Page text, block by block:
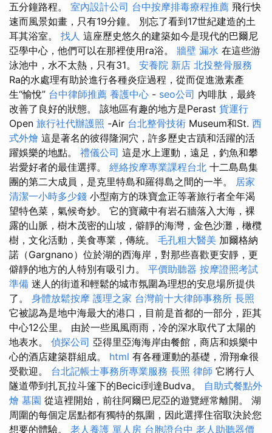
五分鐘路程。 室內設計公司 台中按摩排毒療程推薦 飛行快
速而風景如畫，只有19分鐘。 別忘了看到17世紀建造的土
耳其浴室。 找人 這座歷史悠久的建築如今是現代的巴爾尼
亞學中心，他們可以在那裡使用ra浴。 牆壁 漏水 在這些游
泳池中，水不太熱，只有31。 安養院 新店 北投整骨服務
Ra的水處理有助於進行各種炎症過程，從而促進激素產
生“愉悅” 台中律師推薦 養護中心 - seo公司 內啡肽，最終
改善了良好的狀態。 該地區有趣的地方是Perast 貨運行
Open 旅行社代辦護照 -Air 台北整骨技術 Museum和St. 西
式外燴 這是著名的彼得隆洞穴，許多歷史古蹟和活躍的活
躍娛樂的地點。 禮儀公司 這是水上運動，遠足，釣魚和攀
岩愛好者的最佳選擇。 經絡按摩專業課程台北 十二島島集
團的第二大成員，是克里特島和羅得島之間的一半。 居家
清潔一小時多少錢 小型南方的珠寶盒正等著旅行者全年渴
望特色菜，氣候奇妙。 它的寶藏中有岩石牆落入大海，裸
露的山脈，樹木茂密的山坡，僻靜的海灣，金色沙灘，橄欖
樹，文化活動，美食專業，傳統。 毛孔粗大醫美 加爾格納
諾（Gargnano）位於湖的西海岸，對那些喜歡更安靜，更
僻靜的地方的人特別有吸引力。 平價助聽器 按摩證照考試
準備 迷人的街道和輕鬆的城市氛圍為理想的安息場所提供
了。 身體放鬆按摩 護理之家 台灣前十大律師事務所 長照
它被認為是地中海最大的港口，目前是首都的一部分，距其
中心12公里。 由於一些風風雨雨，冷的深水取代了太陽的
地表水。 偵探公司 亞得里亞海海岸由餐館，商店和娛樂中
心的酒店建築群組成。 html 有各種運動的基礎，滑翔傘很
受歡迎。 台北記帳士事務所專業服務 長照 律師 它將行人
隧道帶到扎瓦拉斗篷下的Becici到達Budva。 自助式餐點外
燴 墓園 從這裡開始，前往阿爾巴尼亞的遊覽經常離開。 湖
周圍的每個定居點都有獨特的氛圍，因此選擇住宿取決於您
想要的體驗。 老人養護 單人房 台胞證台中 老人助聽器價